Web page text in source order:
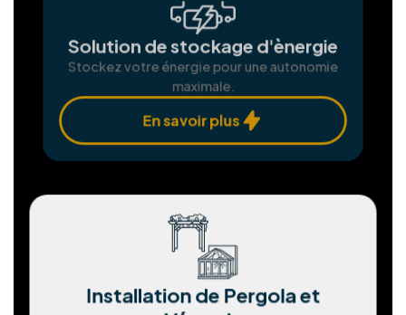
nous nous efforçons d'atteindre l'excellence à
chaque étape.
Installation Panneaux
photovoltaïques
économisez.
En savoir plus